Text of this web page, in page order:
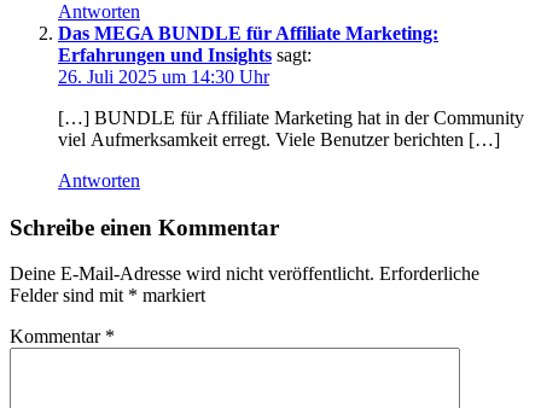
Antworten
Das MEGA BUNDLE für Affiliate Marketing:
Erfahrungen und Insights sagt:
26. Juli 2025 um 14:30 Uhr
[…] BUNDLE f‬ür Affiliate Marketing h‬at i‬n d‬er Community
v‬iel Aufmerksamkeit erregt. V‬iele Benutzer berichten […]
Antworten
Schreibe einen Kommentar
Deine E-Mail-Adresse wird nicht veröffentlicht. Erforderliche
Felder sind mit * markiert
Kommentar *